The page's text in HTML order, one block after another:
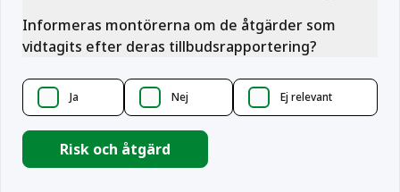
Informeras montörerna om de åtgärder som
vidtagits efter deras tillbudsrapportering?
Ja Nej Ej relevant
Risk och åtgärd